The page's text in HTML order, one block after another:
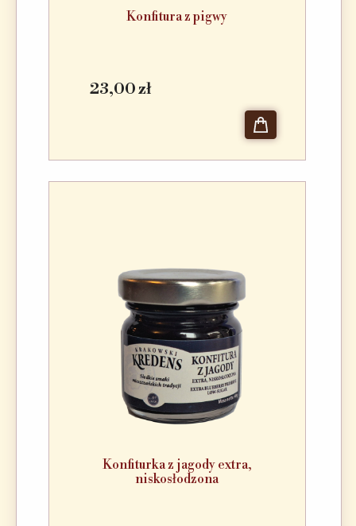
Konfitura z pigwy
23,00 zł
Konfiturka z jagody extra,
niskosłodzona